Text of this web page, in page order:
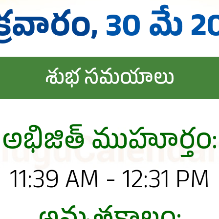
30 మే
శుభ సమయాలు
అభిజిత్ ముహూర్తం:
11:39 AM - 12:31 PM